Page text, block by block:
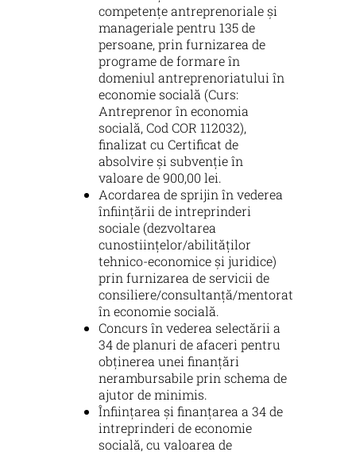
competențe antreprenoriale și
manageriale pentru 135 de
persoane, prin furnizarea de
programe de formare în
domeniul antreprenoriatului în
economie socială (Curs:
Antreprenor în economia
socială, Cod COR 112032),
finalizat cu Certificat de
absolvire și subvenție în
valoare de 900,00 lei.
Acordarea de sprijin în vederea
înființării de intreprinderi
sociale (dezvoltarea
cunostiințelor/abilităților
tehnico-economice și juridice)
prin furnizarea de servicii de
consiliere/consultanță/mentorat
în economie socială.
Concurs în vederea selectării a
34 de planuri de afaceri pentru
obținerea unei finanțări
nerambursabile prin schema de
ajutor de minimis.
Înființarea și finanțarea a 34 de
intreprinderi de economie
socială, cu valoarea de